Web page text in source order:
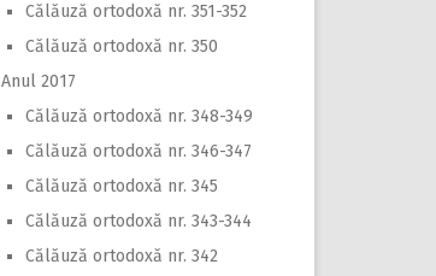
Călăuză ortodoxă nr. 351-352
Călăuză ortodoxă nr. 350
Anul 2017
Călăuză ortodoxă nr. 348-349
Călăuză ortodoxă nr. 346-347
Călăuză ortodoxă nr. 345
Călăuză ortodoxă nr. 343-344
Călăuză ortodoxă nr. 342